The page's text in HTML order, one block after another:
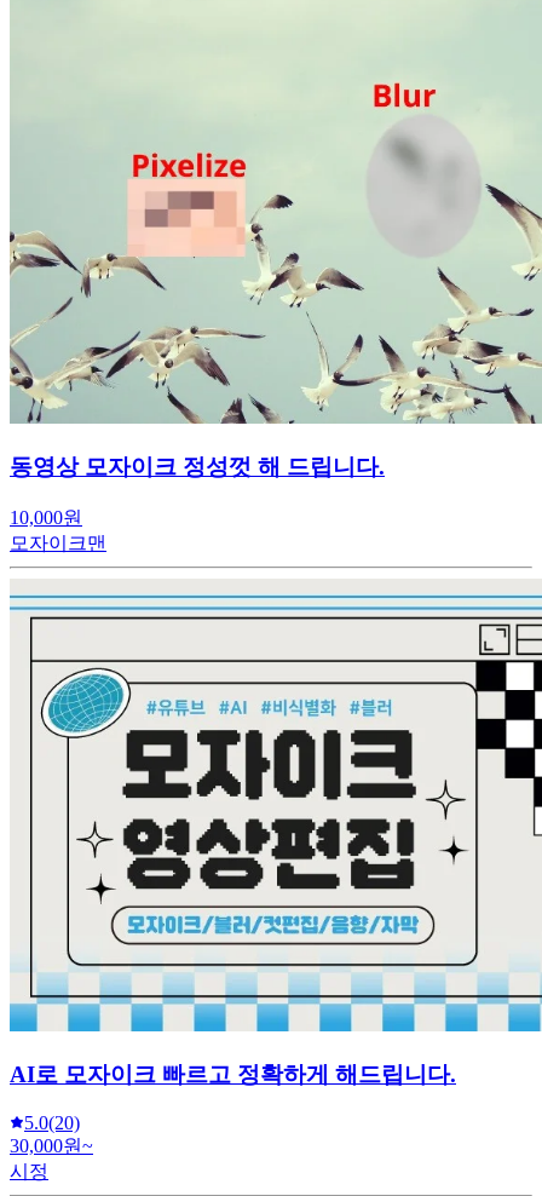
동영상 모자이크 정성껏 해 드립니다.
10,000원
모자이크맨
AI로 모자이크 빠르고 정확하게 해드립니다.
5.0(20)
30,000원~
시정